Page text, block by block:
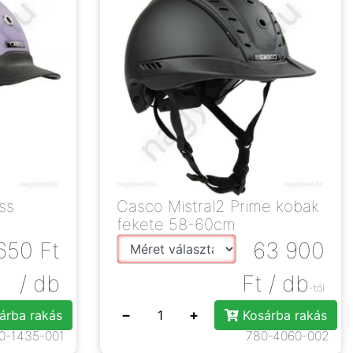
Ft
/ db
rakás
1435-001
Casco Mistral2 Prime kobak
fekete 58-60cm
63 900
Ft / db -tól
− +
Kosárba rakás
780-4060-002